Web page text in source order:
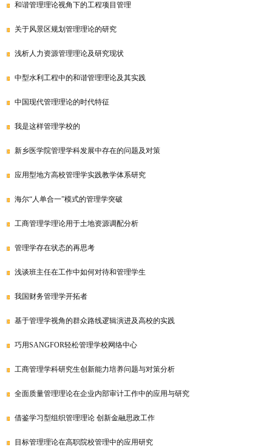
和谐管理理论视角下的工程项目管理
关于风景区规划管理理论的研究
浅析人力资源管理理论及研究现状
中型水利工程中的和谐管理理论及其实践
中国现代管理理论的时代特征
我是这样管理学校的
新乡医学院管理学科发展中存在的问题及对策
应用型地方高校管理学实践教学体系研究
海尔“人单合一”模式的管理学突破
工商管理学理论用于土地资源调配分析
管理学存在状态的再思考
浅谈班主任在工作中如何对待和管理学生
我国财务管理学开拓者
基于管理学视角的群众路线逻辑演进及高校的实践
巧用SANGFOR轻松管理学校网络中心
工商管理学科研究生创新能力培养问题与对策分析
全面质量管理理论在企业内部审计工作中的应用与研究
借鉴学习型组织管理理论 创新金融思政工作
目标管理理论在高职院校管理中的应用研究